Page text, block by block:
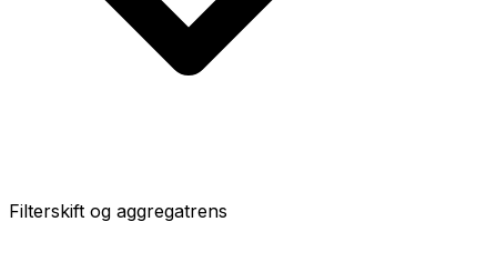
Filterskift og aggregatrens